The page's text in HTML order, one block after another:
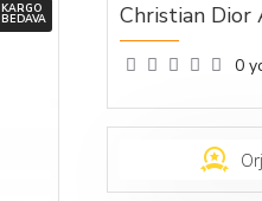
KARGO
BEDAVA Christian Dior
0